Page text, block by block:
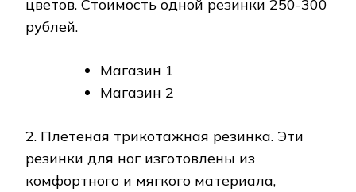
цветов. Стоимость одной резинки 250-300
рублей.
Магазин 1
Магазин 2
2. Плетеная трикотажная резинка. Эти
резинки для ног изготовлены из
комфортного и мягкого материала,